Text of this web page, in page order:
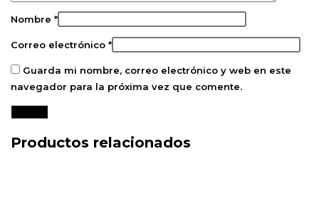
Nombre *
Correo electrónico *
Guarda mi nombre, correo electrónico y web en este
navegador para la próxima vez que comente.
Productos relacionados